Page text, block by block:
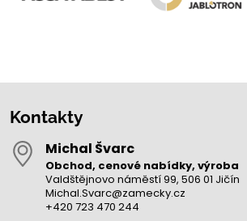
Kontakty
Michal Švarc
Obchod, cenové nabídky, výroba
Valdštějnovo náměstí 99, 506 01 Jičín
Michal.Svarc@zamecky.cz
+420 723 470 244